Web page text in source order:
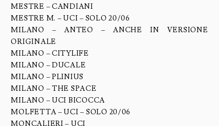
MESTRE – CANDIANI
MESTRE M. – UCI – SOLO 20/06
MILANO – ANTEO – ANCHE IN VERSIONE
ORIGINALE
MILANO – CITYLIFE
MILANO – DUCALE
MILANO – PLINIUS
MILANO – THE SPACE
MILANO – UCI BICOCCA
MOLFETTA – UCI – SOLO 20/06
MONCALIERI – UCI